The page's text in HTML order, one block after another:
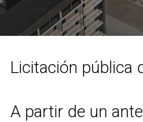
Licitación pública
A partir de un